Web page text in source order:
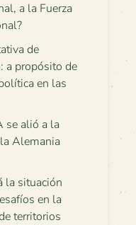
a la Fuerza
de
a propósito de
en las
se alió a la
Alemania
la situación
en la
territorios